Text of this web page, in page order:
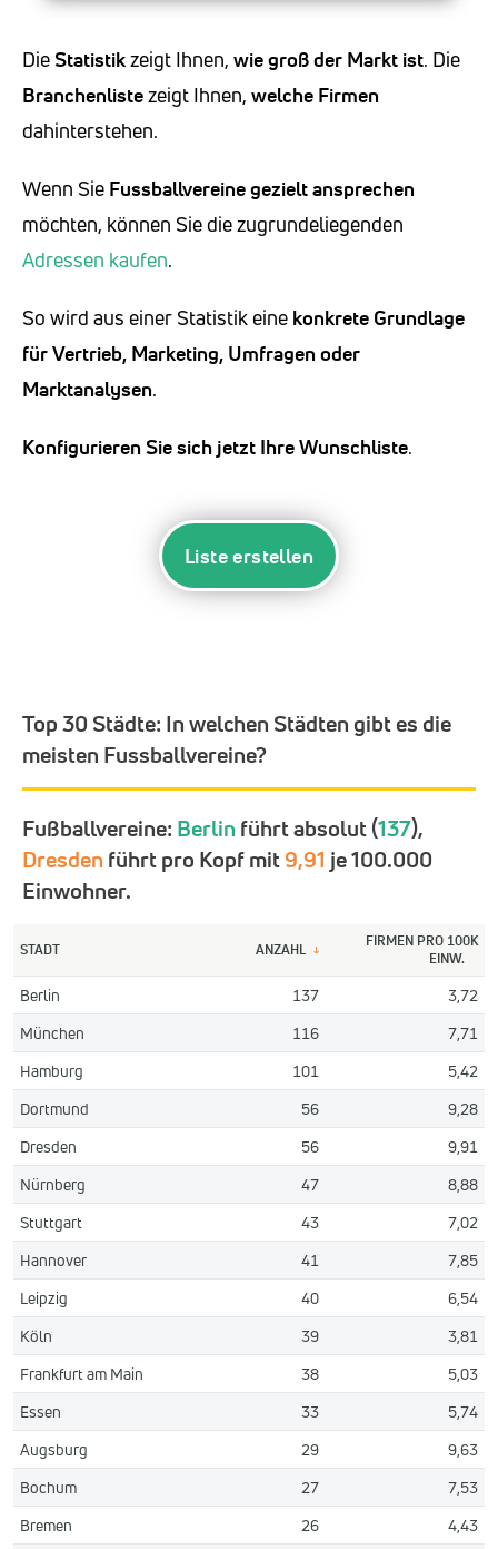
DieStatistikzeigt Ihnen, wie groß der Markt ist. Die
Branchenlistezeigt Ihnen, welche Firmen
dahinterstehen.
Wenn Sie Fussballvereinegezielt ansprechen
möchten, können Sie die zugrundeliegenden
Adressen kaufen.
So wird aus einer Statistik eine konkrete Grundlage
für Vertrieb, Marketing, Umfragen oder
Marktanalysen.
Konfigurieren Sie sich jetzt Ihre Wunschliste.
Liste erstellen
Top 30 Städte: In welchen Städten gibt es die
meisten Fussballvereine?
Fußballvereine: Berlin führt absolut (137),
Dresden führt pro Kopf mit9,91 je 100.000
Einwohner.
STADT ANZAHL ↓
FIRMEN PRO 100K
EINW.
Berlin 137
3,72
München
116
7,71
Hamburg
101
5,42
Dortmund
56
9,28
Dresden
56
9,91
Nürnberg
47
8,88
Stuttgart
43
7,02
Hannover
41
7,85
Leipzig
40
6,54
Köln
39
3,81
Frankfurt am Main
38
5,03
Essen
33
5,74
Augsburg
29
9,63
Bochum
27
7,53
Bremen
26
4,43